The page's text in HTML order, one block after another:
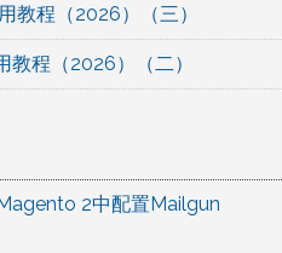
教程（2026）（三）
程（2026）（二）
2中配置Mailgun